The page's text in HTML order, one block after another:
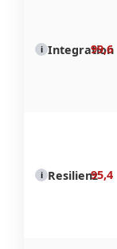
i Integration
99,6
i Resilienz95,4